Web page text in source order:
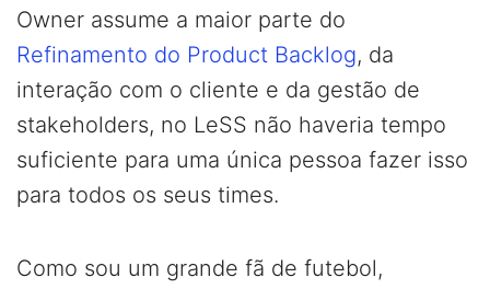
Owner assume a maior parte do
Refinamento do Product Backlog, da
interação com o cliente e da gestão de
stakeholders, no LeSS não haveria tempo
suficiente para uma única pessoa fazer isso
para todos os seus times.
Como sou um grande fã de futebol,